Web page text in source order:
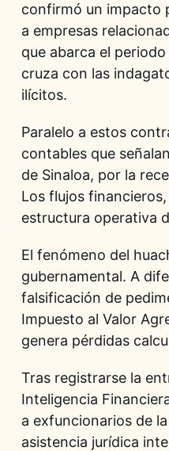
confirmó un impacto
a empresas
que abarca el
cruza con las
ilícitos.
Paralelo a estos
contables que
de Sinaloa, por la
Los flujos
estructura operativa
El fenómeno del
gubernamental. A
falsificación de
Impuesto al Valor
genera pérdidas
Tras registrarse la
Inteligencia
a exfuncionarios de
asistencia jurídica